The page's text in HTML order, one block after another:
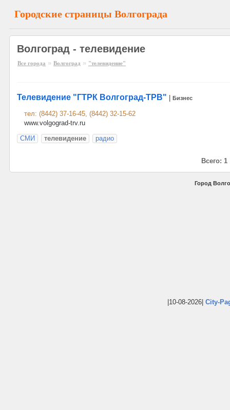
Городские страницы Волгограда
Волгоград - телевидение
Все города » Волгоград » "телевидение"
Телевидение "ГТРК Волгоград-ТРВ" Бизнес
тел: (8442) 37-16-45, (8442) 32-15-62
www.volgograd-trv.ru
СМИ
телевидение радио
Всего: 1
Город
|10-08-2026| City-